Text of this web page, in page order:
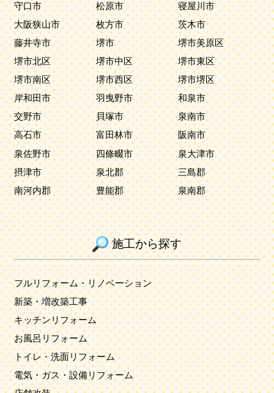
守口市
松原市
寝屋川市
大阪狭山市
枚方市
茨木市
藤井寺市
堺市
堺市美原区
堺市北区
堺市中区
堺市東区
堺市南区
堺市西区
堺市堺区
岸和田市
羽曳野市
和泉市
交野市
貝塚市
泉南市
高石市
富田林市
阪南市
泉佐野市
四條畷市
泉大津市
摂津市
泉北郡
三島郡
南河内郡
豊能郡 泉南郡
施工から探す
フルリフォーム・リノベーション
新築・増改築工事
キッチンリフォーム
お風呂リフォーム
トイレ・洗面リフォーム
電気・ガス・設備リフォーム